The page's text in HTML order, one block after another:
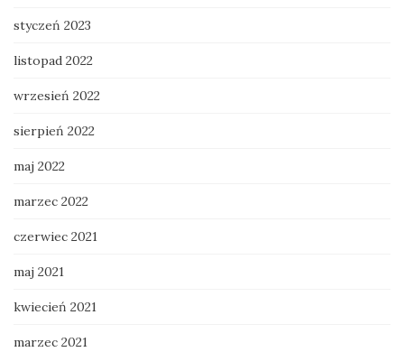
styczeń 2023
listopad 2022
wrzesień 2022
sierpień 2022
maj 2022
marzec 2022
czerwiec 2021
maj 2021
kwiecień 2021
marzec 2021